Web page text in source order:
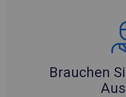
Brauchen